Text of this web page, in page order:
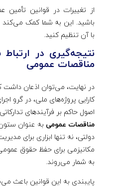
از تغییرات در قوانین تأمین
باشید. این به شما کمک می‌کند
با آن تنظیم کنید.
نتیجه‌گیری در
مناقصات عمومی
در نهایت، می‌توان اذعان
کارایی پروژه‌های ملی، در گرو
اصول حاکم بر فرآیندهای
مناقصات عمومی به عنوان
دولتی، نه تنها ابزاری برای
مکانیزمی برای حفظ حقوق
به شمار می‌روند.
پایبندی به این قوانین باعث